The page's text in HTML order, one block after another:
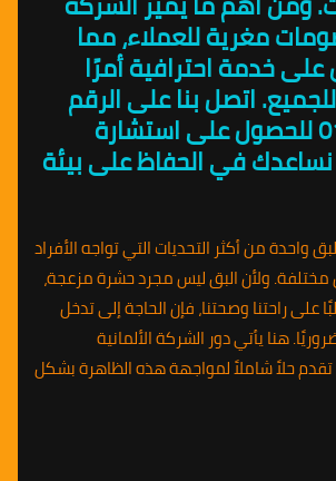
مغرية للعملاء، مما
خدمة احترافية أمرًا
اتصل بنا على الرقم
01010891953 للحصول على استشارة
نساعدك في الحفاظ على بيئة
واحدة من أكثر التحديات التي تواجه الأفراد
مختلفة. ولأن البق ليس مجرد حشرة مزعجة،
على راحتنا وصحتنا، فإن الحاجة إلى تدخل
هنا يأتي دور الشركة الألمانية
تقدم حلاً شاملاً لمواجهة هذه الظاهرة بشكل